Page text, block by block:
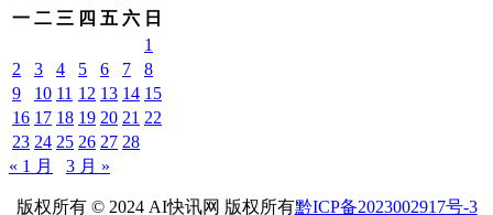
一 二 三 四 五 六 日
1
2
3 4 5 6 7
8
9
10 11 12 13 14 15
16 17 18 19 20 21 22
23 24 25 26 27 28
« 1 月
3 月 »
版权所有 © 2024 AI快讯网 版权所有黔ICP备2023002917号-3